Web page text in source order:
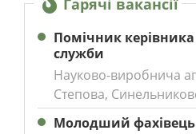
Гарячі вакансії
Помічник
служби
Науково-виробнича
Степова,
Молодший фахівець